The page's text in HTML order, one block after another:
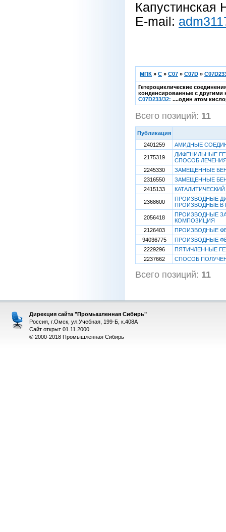
Капустинская
E-mail:
МПК » C » C07 » C07D »
Гетероциклические
конденсированные с другими
C07D233/32: ....один атом
Всего позиций: 11
Публикация
2401259
АМИДНЫЕ
2175319
ДИФЕНИЛЬНЫЕ
СПОСОБ
2245330
ЗАМЕЩЕННЫЕ
2316550
ЗАМЕЩЕННЫЕ
2415133
2368600
ПРОИЗВОДНЫЕ
ПРОИЗВОДНЫЕ В
2056418
ПРОИЗВОДНЫЕ
КОМПОЗИЦИЯ
2126403
ПРОИЗВОДНЫЕ
94036775
ПРОИЗВОДНЫЕ
2229296
ПЯТИЧЛЕННЫЕ
2237662
СПОСОБ
Всего позиций: 11
Дирекция сайта "Промышленная Сибирь"
Россия, г.Омск, ул.Учебная, 199-Б, к.408А
Сайт открыт 01.11.2000
© 2000-2018 Промышленная Сибирь